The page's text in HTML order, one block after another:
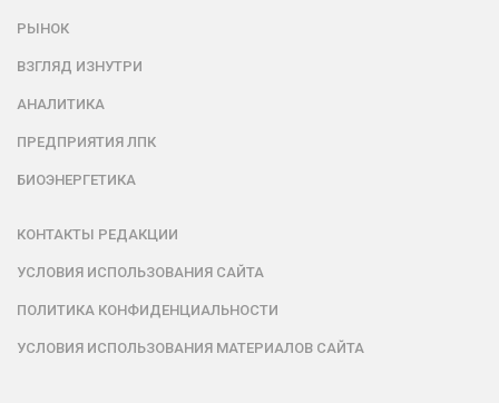
РЫНОК
ВЗГЛЯД ИЗНУТРИ
АНАЛИТИКА
ПРЕДПРИЯТИЯ ЛПК
БИОЭНЕРГЕТИКА
КОНТАКТЫ РЕДАКЦИИ
УСЛОВИЯ ИСПОЛЬЗОВАНИЯ САЙТА
ПОЛИТИКА КОНФИДЕНЦИАЛЬНОСТИ
УСЛОВИЯ ИСПОЛЬЗОВАНИЯ МАТЕРИАЛОВ САЙТА